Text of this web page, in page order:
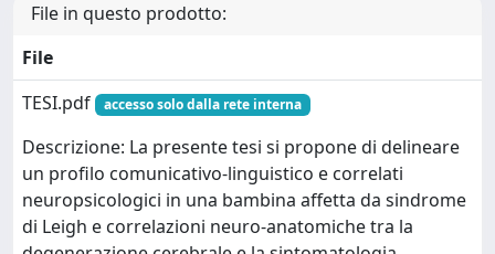
File in questo prodotto:
File
TESI.pdf
accesso solo dalla rete interna
Descrizione: La presente tesi si propone di delineare
un profilo comunicativo-linguistico e correlati
neuropsicologici in una bambina affetta da sindrome
di Leigh e correlazioni neuro-anatomiche tra la